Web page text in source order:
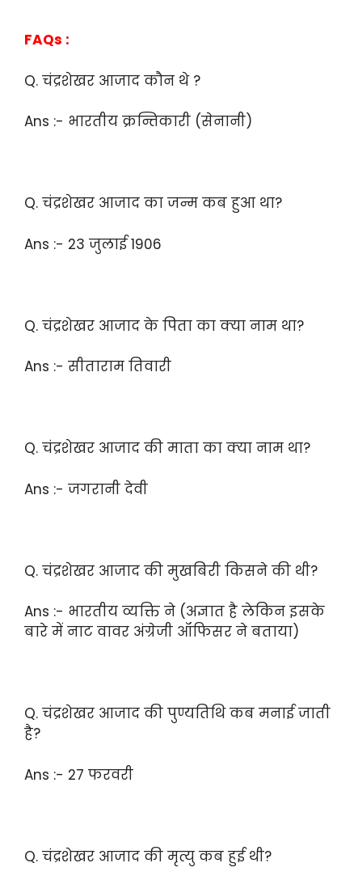
FAQs :
Q. चंद्रशेखर आजाद कौन थे ?
Ans :- भारतीय क्रन्तिकारी (सेनानी)
Q. चंद्रशेखर आजाद का जन्म कब हुआ था?
Ans :- 23 जुलाई 1906
Q. चंद्रशेखर आजाद के पिता का क्या नाम था?
Ans :- सीताराम तिवारी
Q. चंद्रशेखर आजाद की माता का क्या नाम था?
Ans :- जगरानी देवी
Q. चंद्रशेखर आजाद की मुखबिरी किसने की थी?
Ans :- भारतीय व्यक्ति ने (अज्ञात है लेकिन इसके
बारे में नाट वावर अंग्रेजी ऑफिसर ने बताया)
Q. चंद्रशेखर आजाद की पुण्यतिथि कब मनाई जाती
है?
Ans :- 27 फरवरी
Q. चंद्रशेखर आजाद की मृत्यु कब हुई थी?